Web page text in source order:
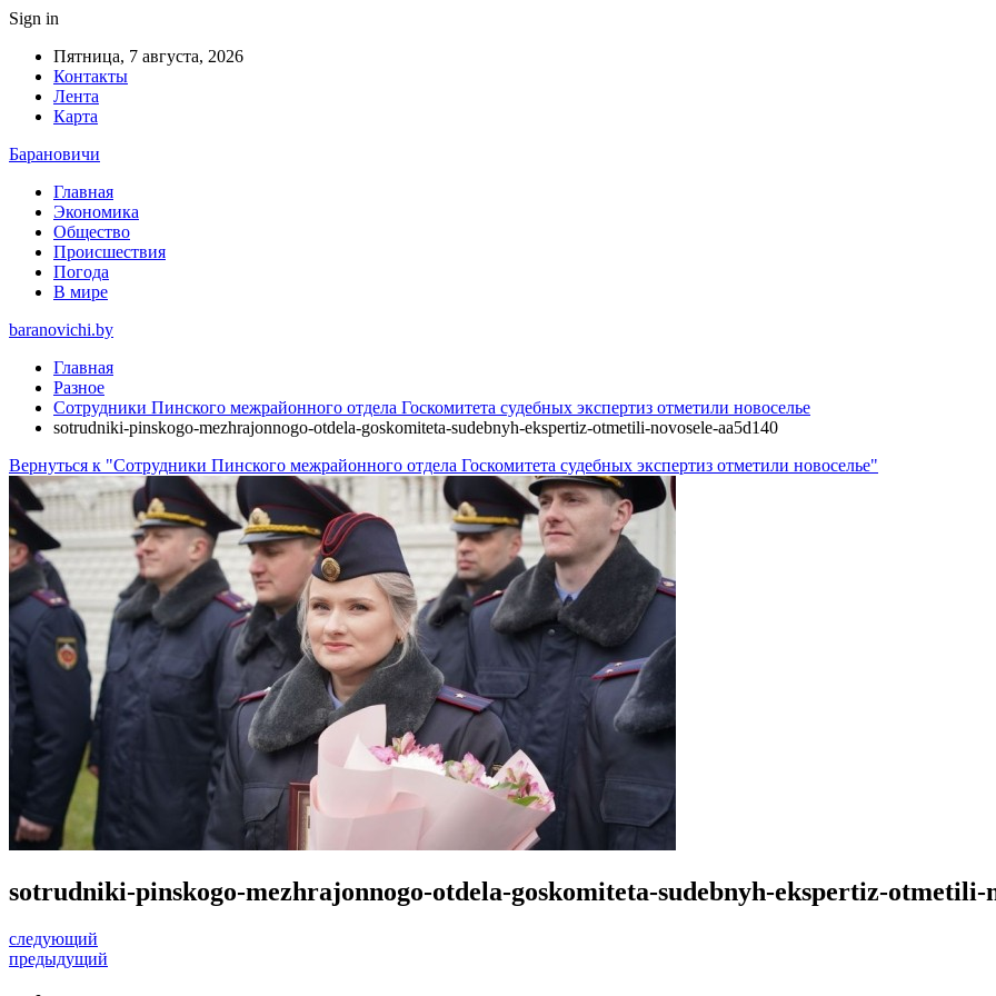
Sign in
Пятница, 7 августа, 2026
Контакты
Лента
Карта
Барановичи
Главная
Экономика
Общество
Происшествия
Погода
В мире
baranovichi.by
Главная
Разное
Сотрудники Пинского межрайонного отдела Госкомитета судебных экспертиз отметили новоселье
sotrudniki-pinskogo-mezhrajonnogo-otdela-goskomiteta-sudebnyh-ekspertiz-otmetili-novosele-aa5d140
Вернуться к "Сотрудники Пинского межрайонного отдела Госкомитета судебных экспертиз отметили новоселье"
sotrudniki-pinskogo-mezhrajonnogo-otdela-goskomiteta-sudebnyh-ekspertiz-otmetili-
следующий
предыдущий